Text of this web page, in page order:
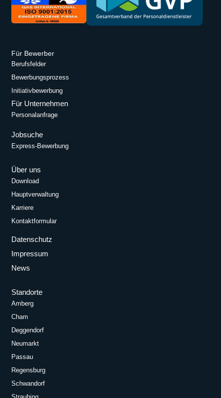
Für Bewerber
Berufsfelder
Bewerbungsprozess
Initiativbewerbung
Für Unternehmen
Personalanfrage
Jobsuche
Express-Bewerbung
Über uns
Download
Hauptverwaltung
Karriere
Kontaktformular
Datenschutz
Impressum
News
Standorte
Amberg
Cham
Deggendorf
Neumarkt
Passau
Regensburg
Schwandorf